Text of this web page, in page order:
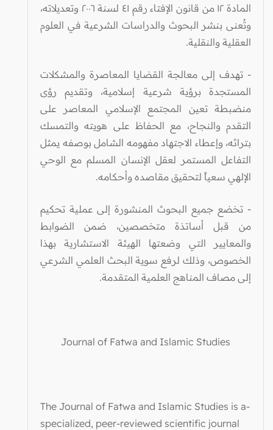
المادة ١٢ من قانون الإفتاء رقم ٤١
لسنة ٢٠٠٦ وتعديلاته
،
وتُعنى بنشر البحوث والدراسات الشرعية في العلوم
العقلية والنقلية.
- تهدف إلى معالجة القضايا المعاصرة والمشكلات
المستجدة برؤية شرعية إسلامية، وتقديم رؤى
منضبطة تعين المجتمع الإسلامي المعاصر على
التقدم والنجاح، مع الحفاظ على هويته والتمسك
بتراثه، وإعطاء الاجتهاد مفهومه الشامل بوصفه يمثل
التفاعل المستمر لعقل الإنسان المسلم مع الوحي
الإلهي سعياً لتحقيق مقاصده وأحكامه.
- تخضع جميع البحوث المنشورة إلى عملية تحكيم
من قبل أساتذة متخصصين، ضمن الضوابط
والمعايير التي وضعتها الهيئة الاستشارية بهذا
الخصوص، وذلك لرفع سوية البحث العلمي الشرعي
إلى مصاف المناهج العلمية المتقدمة.
Journal of Fatwa and Islamic Studies
-The Journal of Fatwa and Islamic Studies is a
specialized, peer-reviewed scientific journal